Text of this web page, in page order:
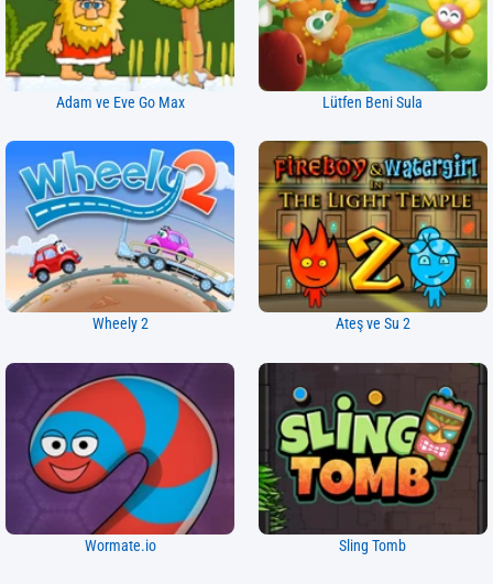
Adam ve Eve Go Max Lütfen Beni Sula
Wheely 2 Ateş ve Su 2
Wormate.io Sling Tomb